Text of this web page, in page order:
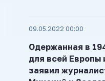
09.05.2022 00:00
Одержанная в
для всей Европы
заявил